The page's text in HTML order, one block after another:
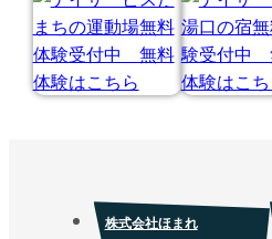
株式会社ほまれ